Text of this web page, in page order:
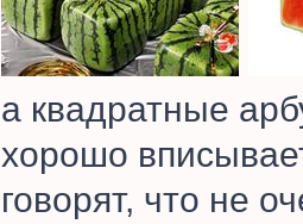
а квадратные
хорошо
говорят, что не